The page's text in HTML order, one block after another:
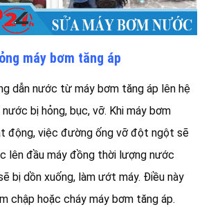
máy bơm tăng áp
dẫn nước từ máy bơm tăng áp lên hệ
bị hỏng, bục, vỡ. Khi máy bơm
động, việc đường ống vỡ đột ngột sẽ
lên đầu máy đồng thời lượng nước
bị dồn xuống, làm ướt máy. Điều này
chập hoặc cháy máy bơm tăng áp.